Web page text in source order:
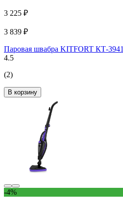
3 225 ₽
3 839 ₽
Паровая швабра KITFORT КТ-3941
4.5
(2)
В корзину
-4%